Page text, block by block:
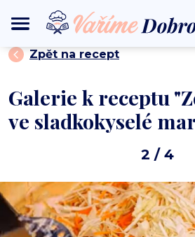
DOMŮ SALÁTY⟩ Zelí s mrkví ve
Zpět na recept
Galerie k receptu
ve sladkokyselé
2 / 4